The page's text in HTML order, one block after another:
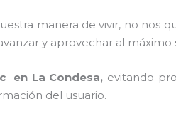
manera de vivir, no nos
y aprovechar al
en La Condesa, evitando
del usuario.